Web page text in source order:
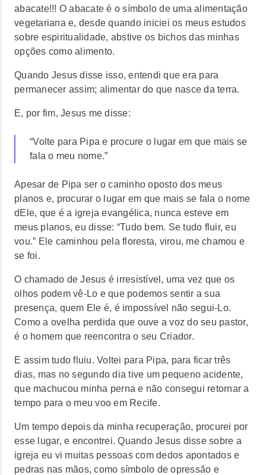
abacate!!! O abacate é o símbolo de uma alimentação
vegetariana e, desde quando iniciei os meus estudos
sobre espiritualidade, abstive os bichos das minhas
opções como alimento.
Quando Jesus disse isso, entendi que era para
permanecer assim; alimentar do que nasce da terra.
E, por fim, Jesus me disse:
“Volte para Pipa e procure o lugar em que mais se
fala o meu nome.”
Apesar de Pipa ser o caminho oposto dos meus
planos e, procurar o lugar em que mais se fala o nome
dEle, que é a igreja evangélica, nunca esteve em
meus planos, eu disse: “Tudo bem. Se tudo fluir, eu
vou.” Ele caminhou pela floresta, virou, me chamou e
se foi.
O chamado de Jesus é irresistível, uma vez que os
olhos podem vê-Lo e que podemos sentir a sua
presença, quem Ele é, é impossível não segui-Lo.
Como a ovelha perdida que ouve a voz do seu pastor,
é o homem que reencontra o seu Criador.
E assim tudo fluiu. Voltei para Pipa, para ficar três
dias, mas no segundo dia tive um pequeno acidente,
que machucou minha perna e não consegui retornar a
tempo para o meu voo em Recife.
Um tempo depois da minha recuperação, procurei por
esse lugar, e encontrei. Quando Jesus disse sobre a
igreja eu vi muitas pessoas com dedos apontados e
pedras nas mãos, como símbolo de opressão e